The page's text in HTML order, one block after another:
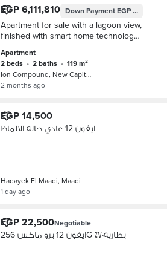
EGP 6,111,810 Down PaymentEGP 611,181
Apartment for sale with a lagoon view,
finished with smart home technology,
with a 10% discount
Apartment
2 beds • 2 baths •
119 m²
Ion Compound, New Capital City
2 months ago
EGP 14,500
ايفون 12 عادي حاله الالماظ
Hadayek El Maadi, Maadi
1 day ago
EGP 22,500Negotiable
ايفون 12 برو ماكس 256G بطارية٧٠٪؜